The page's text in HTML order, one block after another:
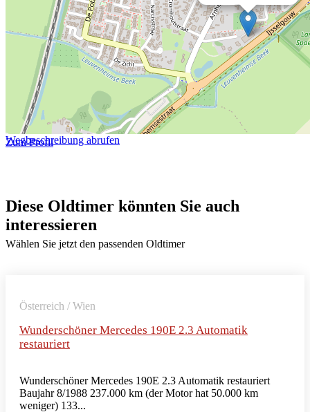
Wegbeschreibung abrufen
Zum Profil
Diese Oldtimer könnten Sie auch
interessieren
Wählen Sie jetzt den passenden Oldtimer
Österreich / Wien
Wunderschöner Mercedes 190E 2.3 Automatik
restauriert
Wunderschöner Mercedes 190E 2.3 Automatik restauriert
Baujahr 8/1988 237.000 km (der Motor hat 50.000 km
weniger) 133...